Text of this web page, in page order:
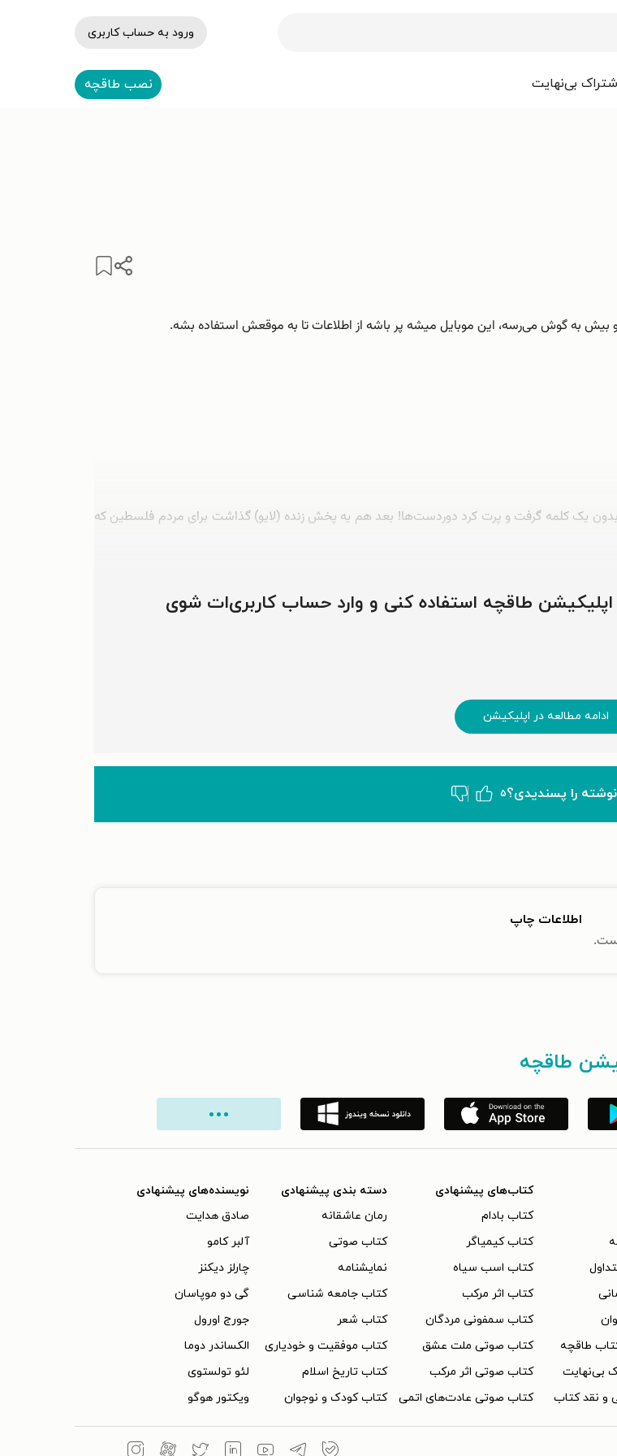
ورود به حساب کاربری
بی‌نهایت نصب طاقچه
بیش به گوش می‌رسه، این موبایل میشه پر باشه از اطلاعات تا به موقعش استفاده بشه.
بدون یک کلمه گرفت و پرت کرد دوردست‌ها! بعد هم یه پخش زنده (لایو) گذاشت برای مردم فلسطین که
اپلیکیشن طاقچه استفاده کنی و وارد حساب کاربری‌ات شوی
ادامه مطالعه در اپلیکیشن
را پسندیدی؟۵
اطلاعات چاپ
طاقچه
طاقچه
بی‌نهایت
و نقد کتاب
کتاب‌های پیشنهادی
کتاب بادام
کتاب کیمیاگر
کتاب اسب سیاه
کتاب اثر مرکب
کتاب سمفونی مردگان
کتاب صوتی ملت عشق
کتاب صوتی اثر مرکب
کتاب صوتی عادت‌های اتمی
دسته بندی پیشنهادی
رمان عاشقانه
کتاب‌ صوتی
نمایشنامه
کتاب جامعه شناسی
کتاب شعر
کتاب موفقیت و خودیاری
کتاب تاریخ اسلام
کتاب کودک و نوجوان
نویسنده‌های پیشنهادی
صادق هدایت
آلبر کامو
چارلز دیکنز
گی دو موپاسان
جورج اورول
الکساندر دوما
لئو تولستوی
ویکتور هوگو